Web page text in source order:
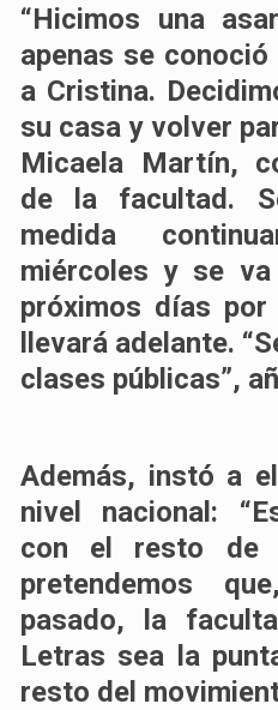
“Hicimos una
apenas se
a Cristina.
su casa y volver
Micaela Martín,
de la facultad.
medida
miércoles y se
próximos días
llevará adelante.
clases públicas”,
Además, instó a
nivel nacional:
con el resto de
pretendemos
pasado, la
Letras sea la
resto del